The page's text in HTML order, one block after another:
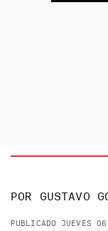
POR GUSTAVO
PUBLICADO JUEVES